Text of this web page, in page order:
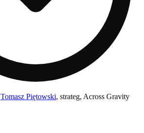
Tomasz Piętowski, strateg, Across Gravity